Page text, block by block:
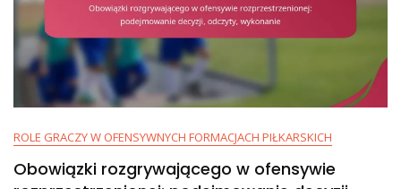
ROLE GRACZY W OFENSYWNYCH FORMACJACH PIŁKARSKICH
Obowiązki rozgrywającego w ofensywie